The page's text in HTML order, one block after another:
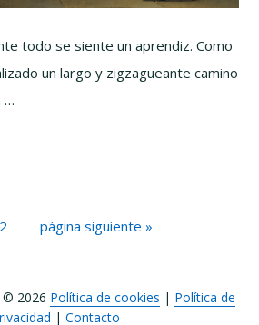
todo se siente un aprendiz. Como
un largo y zigzagueante camino
…
Página
2
Ir
página siguiente »
© 2026 Política de cookies | Política de
| Contacto